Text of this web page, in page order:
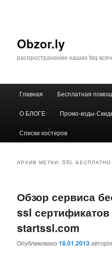
Obzor.ly
распространение наших faq
Главная Бесплатная
О БЛОГЕ Промо-коды-
Списки хостеров
АРХИВ МЕТКИ:SSL БЕСПЛАТНО
Обзор сервиса
ssl сертификатов
startssl.com
Опубликовано18.01.2013